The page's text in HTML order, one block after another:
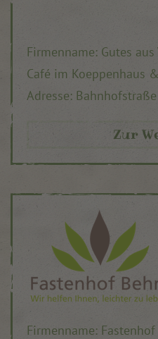
Firmenname: Gutes
Café im Koeppenhaus
Adresse:
Zur
Firmenname: